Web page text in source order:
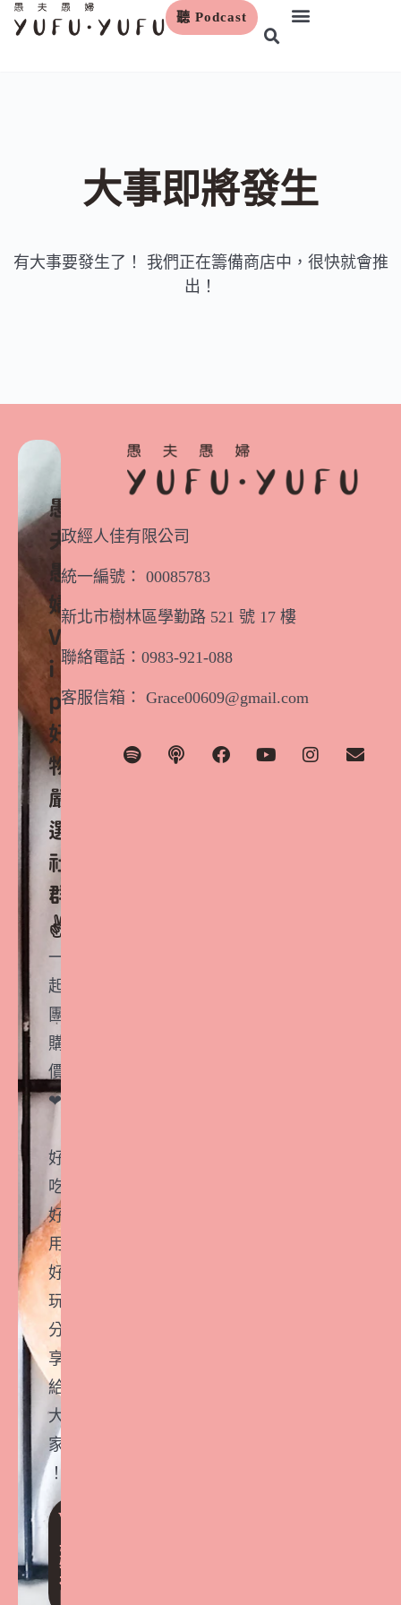
跳
聽 Podcast
大事即將發生
有大事要發生了！ 我們正在籌備商店中，很快就會推
出！
政經人佳有限公司
統一編號： 00085783
新北市樹林區學勤路 521 號 17 樓
聯絡電話：0983-921-088
客服信箱： Grace00609@gmail.com
愚
夫
愚
婦
V
i
p
好
物
嚴
選
社
群
✌️
一
起
團
購
價
❤
好
吃
好
用
好
玩
分
享
給
大
家
！
VI
好
物
社